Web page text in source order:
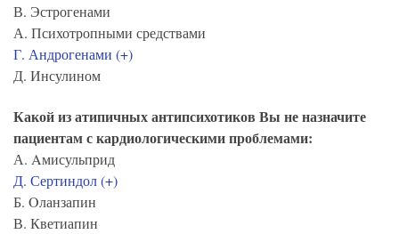
В. Эстрогенами
А. Психотропными средствами
Г. Андрогенами (+)
Д. Инсулином
Какой из атипичных антипсихотиков Вы не назначите
пациентам с кардиологическими проблемами:
А. Aмисульприд
Д. Сертиндол (+)
Б. Oланзапин
В. Кветиапин